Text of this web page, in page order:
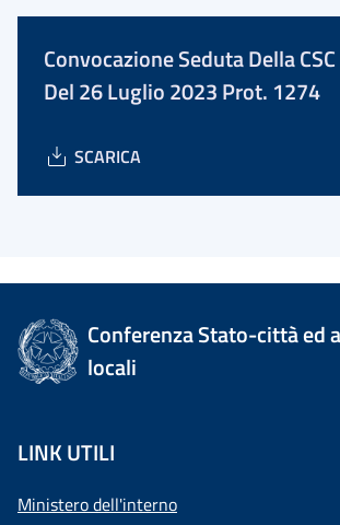
Convocazione Seduta Della
Del 26 Luglio 2023 Prot. 1274
SCARICA
Conferenza Stato-città ed
locali
LINK UTILI
Ministero dell'interno